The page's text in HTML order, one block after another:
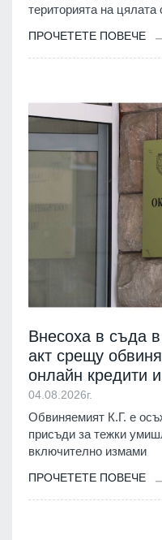
територията на цялата
ПРОЧЕТЕТЕ ПОВЕЧЕ
Внесоха в съда
акт срещу
онлайн кредити
04.08.2026г.
Обвиняемият К.Г. е
присъди за тежки
включително измами
ПРОЧЕТЕТЕ ПОВЕЧЕ